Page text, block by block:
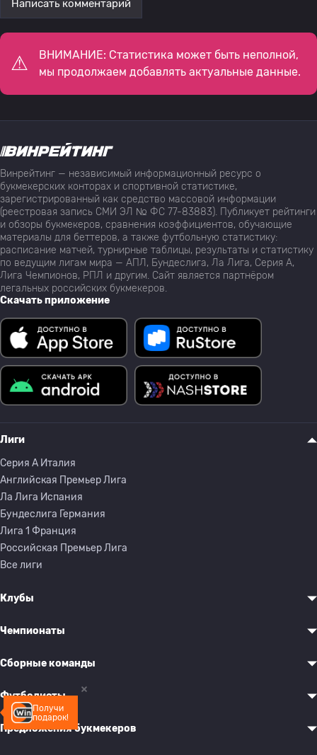
Написать комментарий
ВНИМАНИЕ: Статистика может быть неполной,
мы продолжаем добавлять актуальные данные.
Получи
подарок!
Винрейтинг — независимый информационный ресурс о
букмекерских конторах и спортивной статистике,
зарегистрированный как средство массовой информации
(реестровая запись СМИ ЭЛ № ФС 77-83883). Публикует рейтинги
и обзоры букмекеров, сравнения коэффициентов, обучающие
материалы для беттеров, а также футбольную статистику:
расписание матчей, турнирные таблицы, результаты и статистику
по ведущим лигам мира — АПЛ, Бундеслига, Ла Лига, Серия А,
Лига Чемпионов, РПЛ и другим. Сайт является партнёром
легальных российских букмекеров.
Скачать приложение
Лиги
Серия A Италия
Английская Премьер Лига
Ла Лига Испания
Бундеслига Германия
Лига 1 Франция
Российская Премьер Лига
Все лиги
Клубы
Чемпионаты
Сборные команды
Футболисты
Предложения букмекеров